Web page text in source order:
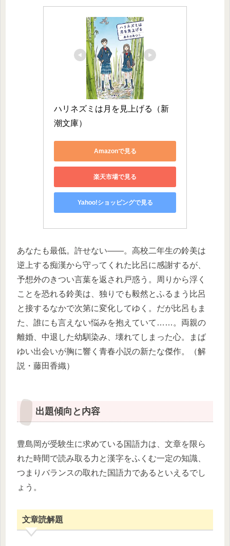
ハリネズミは月を見上げる（新
潮文庫）
Amazonで見る
楽天市場で見る
Yahoo!ショッピングで見る
あなたも最低。許せない――。高校二年生の鈴美は
逆上する痴漢から守ってくれた比呂に感謝するが、
予想外のきつい言葉を返され戸惑う。周りから浮く
ことを恐れる鈴美は、独りでも毅然とふるまう比呂
と接するなかで次第に変化してゆく。だが比呂もま
た、誰にも言えない悩みを抱えていて……。両親の
離婚、中退した幼馴染み、壊れてしまった心。まば
ゆい出会いが胸に響く青春小説の新たな傑作。（解
説・藤田香織）
出題傾向と内容
豊島岡が受験生に求めている国語力は、文章を限ら
れた時間で読み取る力と漢字をふくむ一定の知識、
つまりバランスの取れた国語力であるといえるでし
ょう。
文章読解題